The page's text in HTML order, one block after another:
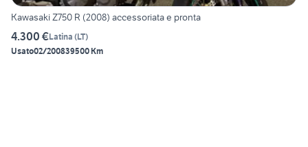
Kawasaki Z750 R (2008) accessoriata e pronta
4.300 €Latina (LT)
Usato02/200839500 Km